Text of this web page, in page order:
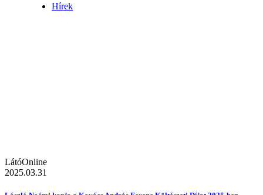
Hírek
LátóOnline
2025.03.31